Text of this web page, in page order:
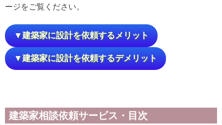
ージをご覧ください。
▼建築家に設計を依頼するメリット
▼建築家に設計を依頼するデメリット
建築家相談依頼サービス・目次